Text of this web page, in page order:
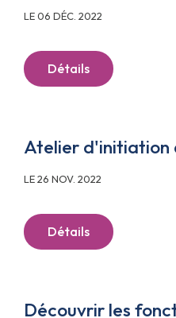
LE 06 DÉC. 2022
Détails
Atelier d'initiation
LE 26 NOV. 2022
Détails
Découvrir les